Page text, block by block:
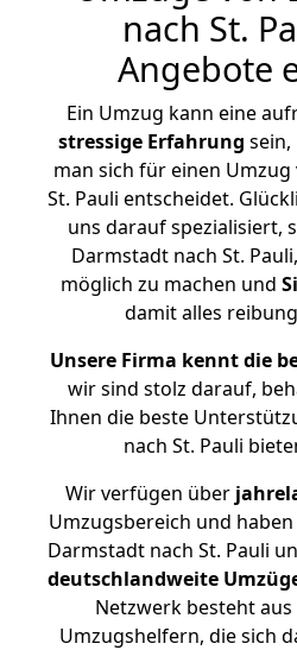
nach St.
Angebote
Ein Umzug kann eine
stressige Erfahrung
man sich für einen
St. Pauli entscheidet.
uns darauf spezialisiert,
Darmstadt nach St.
möglich zu machen und
damit alles
Unsere Firma kennt die
wir sind stolz darauf,
Ihnen die beste
nach St. Pauli
Wir verfügen über
Umzugsbereich und
Darmstadt nach St. Pauli
deutschlandweite
Netzwerk besteht
Umzugshelfern, die sich